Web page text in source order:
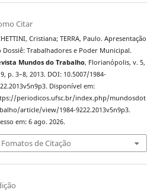
Citar
Cristiana; TERRA, Paulo. Apresentação
Dossiê: Trabalhadores e Poder Municipal.
Mundos do Trabalho, Florianópolis, v. 5,
p. 3–8, 2013. DOI: 10.5007/1984-
Disponível em:
periodicos.ufsc.br/index.php/mundosdot
article/view/1984-9222.2013v5n9p3.
em: 6 ago. 2026.
Fomatos de Citação